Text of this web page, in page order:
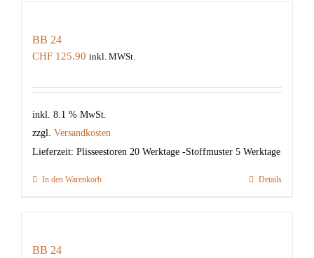
BB 24
CHF 125.90 inkl. MWSt.
inkl. 8.1 % MwSt.
zzgl. Versandkosten
Lieferzeit: Plisseestoren 20 Werktage -Stoffmuster 5 Werktage
In den Warenkorb Details
BB 24